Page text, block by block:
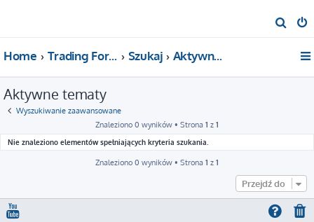
z
Home Trading For a Living Szukaj Aktywne tematy
Aktywne tematy
Wyszukiwanie zaawansowane
Znaleziono 0 wyników • Strona 1 z 1
Nie znaleziono elementów spełniających kryteria szukania.
Znaleziono 0 wyników • Strona 1 z 1
Przejdź do